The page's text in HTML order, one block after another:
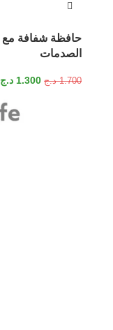
الصدمات
1.700 د.ج 1.300 د.ج